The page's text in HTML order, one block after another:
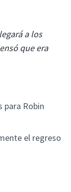
a los
que era
para Robin
el regreso